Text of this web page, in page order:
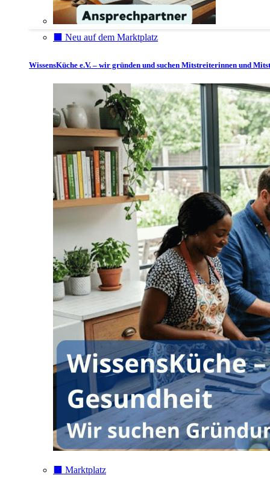
⬛️ Neu auf dem Marktplatz
WissensKüche e.V. – wir gründen und suchen Mitstreiterinnen und
⬛️ Marktplatz